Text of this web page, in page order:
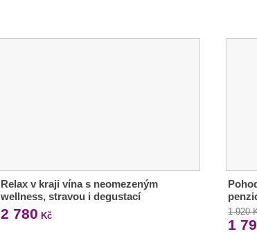
Relax v kraji vína s neomezeným
wellness, stravou i degustací
2 780 Kč 1 920
1